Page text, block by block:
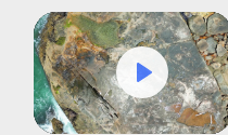
Mute Settings
Play